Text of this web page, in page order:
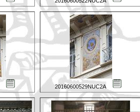
20160600529NUC2A